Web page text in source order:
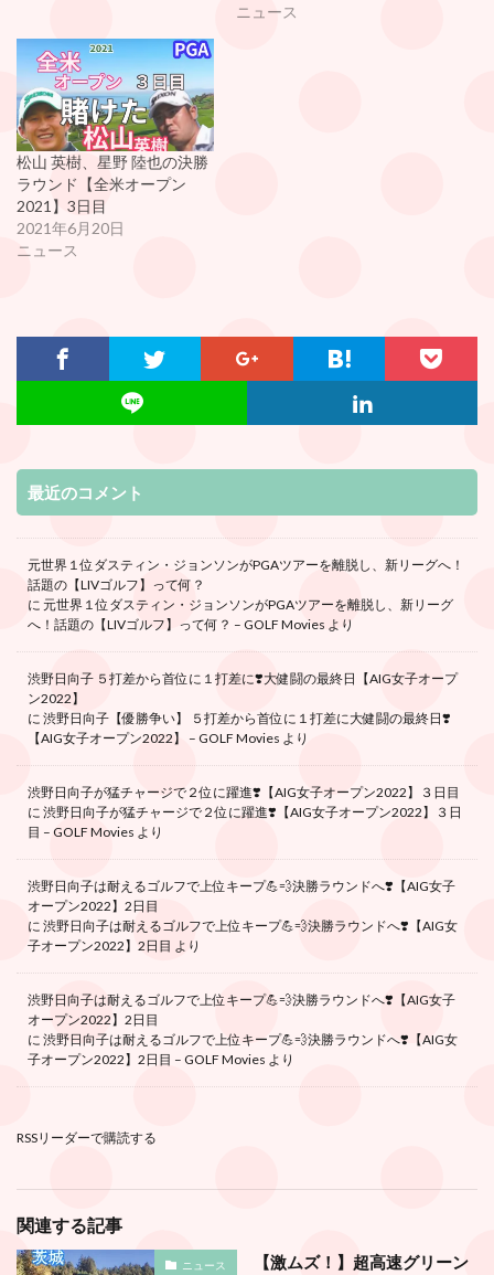
ニュース
松山 英樹、星野 陸也の決勝
ラウンド【全米オープン
2021】3日目
2021年6月20日
ニュース
最近のコメント
元世界１位ダスティン・ジョンソンがPGAツアーを離脱し、新リーグへ！
話題の【LIVゴルフ】って何？
に 元世界１位ダスティン・ジョンソンがPGAツアーを離脱し、新リーグ
へ！話題の【LIVゴルフ】って何？ – GOLF Movies より
渋野日向子 ５打差から首位に１打差に❣️大健闘の最終日【AIG女子オープ
ン2022】
に 渋野日向子【優勝争い】 ５打差から首位に１打差に大健闘の最終日❣️
【AIG女子オープン2022】 – GOLF Movies より
渋野日向子が猛チャージで２位に躍進❣️【AIG女子オープン2022】３日目
に 渋野日向子が猛チャージで２位に躍進❣️【AIG女子オープン2022】３日
目 – GOLF Movies より
渋野日向子は耐えるゴルフで上位キープ💪💨決勝ラウンドへ❣️【AIG女子
オープン2022】2日目
に 渋野日向子は耐えるゴルフで上位キープ💪💨決勝ラウンドへ❣️【AIG女
子オープン2022】2日目 より
渋野日向子は耐えるゴルフで上位キープ💪💨決勝ラウンドへ❣️【AIG女子
オープン2022】2日目
に 渋野日向子は耐えるゴルフで上位キープ💪💨決勝ラウンドへ❣️【AIG女
子オープン2022】2日目 – GOLF Movies より
RSSリーダーで購読する
関連する記事
ニュース
【激ムズ！】超高速グリーン